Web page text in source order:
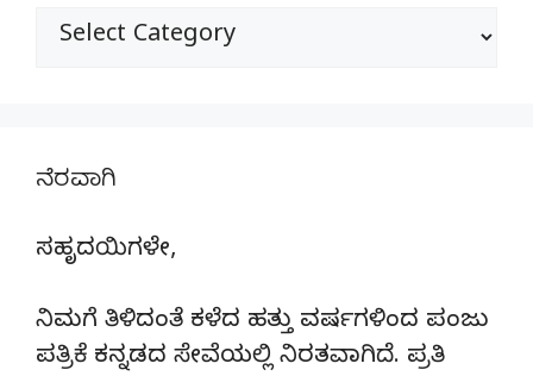
ವಿಭಾಗಗಳು
ನೆರವಾಗಿ
ಸಹೃದಯಿಗಳೇ,
ನಿಮಗೆ ತಿಳಿದಂತೆ ಕಳೆದ ಹತ್ತು ವರ್ಷಗಳಿಂದ ಪಂಜು
ಪತ್ರಿಕೆ ಕನ್ನಡದ ಸೇವೆಯಲ್ಲಿ ನಿರತವಾಗಿದೆ. ಪ್ರತಿ